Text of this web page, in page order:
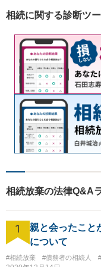
相続に関する診断ツ
相続放棄の法律Q&A
1
親と会ったこと
について
#相続放棄 #債務者の相続人